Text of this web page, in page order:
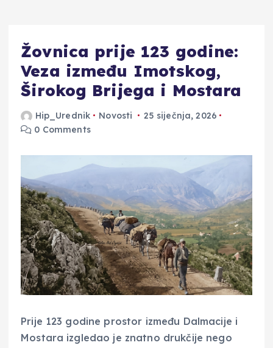
Žovnica prije 123 godine:
Veza između Imotskog,
Širokog Brijega i Mostara
Hip_Urednik Novosti
25 siječnja, 2026
0 Comments
Prije 123 godine prostor između Dalmacije i
Mostara izgledao je znatno drukčije nego